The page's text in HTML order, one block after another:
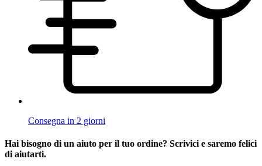
Consegna in 2 giorni
Hai bisogno di un aiuto per il tuo ordine? Scrivici e saremo felici
di aiutarti.